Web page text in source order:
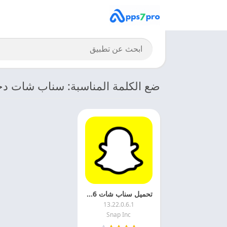
ضع الكلمة المناسبة: سناب شات
تحميل سناب شات 2026 Snapchat APK اخر اصدار مجانا
13.22.0.6.1
Snap Inc